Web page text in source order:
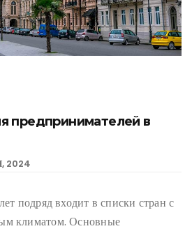
предпринимателей в
2024
подряд входит в списки стран с
климатом. Основные